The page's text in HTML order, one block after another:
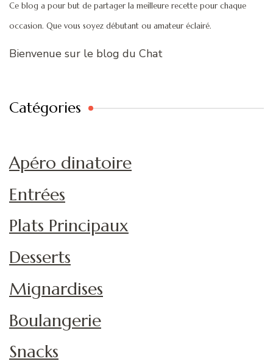
Ce blog a pour but de partager la meilleure recette pour chaque
occasion. Que vous soyez débutant ou amateur éclairé.
Bienvenue sur le blog du Chat
Catégories
Apéro dinatoire
Entrées
Plats Principaux
Desserts
Mignardises
Boulangerie
Snacks